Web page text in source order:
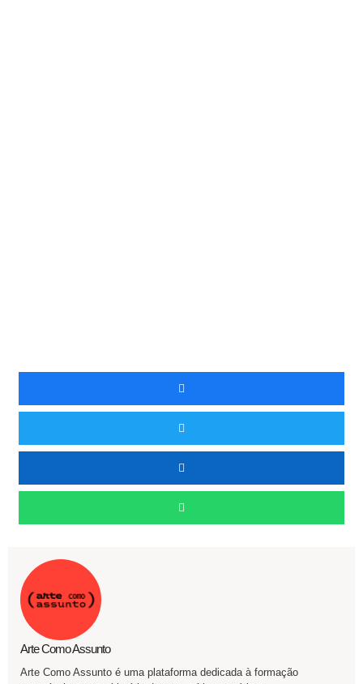
Arte Como Assunto
Arte Como Assunto é uma plataforma dedicada à formação